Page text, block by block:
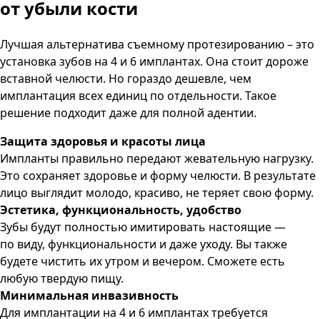
от убыли кости
Лучшая альтернатива съемному протезированию – это
установка зубов на 4 и 6 имплантах. Она стоит дороже
вставной челюсти. Но гораздо дешевле, чем
имплантация всех единиц по отдельности. Такое
решение подходит даже для полной адентии.
Защита здоровья и красоты лица
Импланты правильно передают жевательную нагрузку.
Это сохраняет здоровье и форму челюсти. В результате
лицо выглядит молодо, красиво, не теряет свою форму.
Эстетика, функциональность, удобство
Зубы будут полностью имитировать настоящие —
по виду, функциональности и даже уходу. Вы также
будете чистить их утром и вечером. Сможете есть
любую твердую пищу.
Минимальная инвазивность
Для имплантации на 4 и 6 имплантах требуется